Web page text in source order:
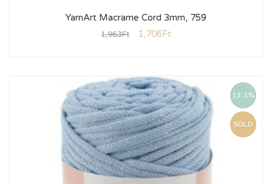
YarnArt Macrame Cord 3mm, 759
1,963Ft 1,706Ft
13.1%
SOLD